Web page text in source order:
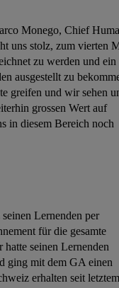
Monego, Chief
uns stolz, zum vierten
zu werden und ein
ausgestellt zu
greifen und wir sehen
grossen Wert auf
in diesem Bereich noch
Lernenden per
für die gesamte
seinen Lernenden
ging mit dem GA einen
erhalten seit letztem